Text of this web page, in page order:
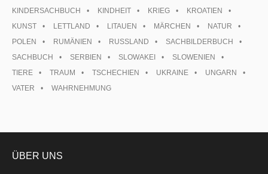
KINDERSACHBUCH
KINDHEIT KRIEG
KROATIEN
KUNST
LETTLAND LITAUEN MÄRCHEN
NATUR
POLEN
RUMÄNIEN RUSSLAND
SACHBILDERBUCH
SACHBUCH
SERBIEN SLOWAKEI
SLOWENIEN
TIERE
TRAUM TSCHECHIEN UKRAINE
UNGARN
VATER
WAHRNEHMUNG
ÜBER UNS